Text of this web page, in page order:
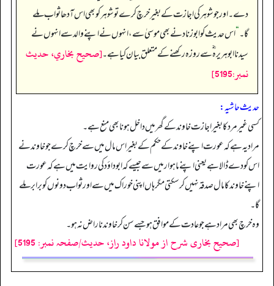
دے۔ اور جو شوہر کی اجازت کے بغیر خرچ کرے توشوہر کو بھی اس آدھا ثواب ملے
گا۔“اس حدیث کو ابو زناد نے بھی موسیٰ سے، انہوں نے اپنے والد سے انہوں نے
سیدنا ابو ہریرہ ؓ سے روزہ رکھنے کے متعلق بیان کیا ہے۔[صحيح بخاري، حديث
نمبر:5195]
حدیث حاشیہ:
کسی غیر مرد کا بغیر اجازت خاوند کے گھر میں داخل ہونا بھی منع ہے۔
مراد یہ ہے کہ عورت اپنے خاوند کے حکم کے بغیر اس مال میں سے خرچ کرے جو خاوند نے
اس کو دے ڈالا ہے یعنی اپنے ماہوار میں سے جیسے کہ ابو داؤد کی روایت میں ہے کہ عورت
اپنے خاوند کا مال صدقہ نہیں کر سکتی مگر ہاں اپنی خوراک میں سے اور ثواب دونوں کو برابر ملے
گا۔
وہ خرچ بھی مراد ہے جو عادت کے موافق ہو جسے سن کر خاوند ناراض نہ ہو۔
[صحیح بخاری شرح از مولانا داود راز، حدیث/صفحہ نمبر: 5195]